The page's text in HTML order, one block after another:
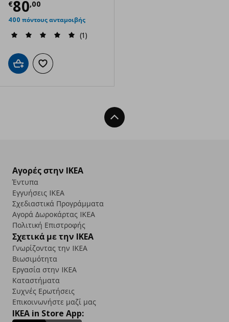
€80,00
Τρέχουσα τιμή
400 πόντους ανταμοιβής
(1)
Προσθήκη στο καλάθι
Προσθήκη στα αγαπημένα
Back To Top
Αγορές στην IKEA
Έντυπα
Εγγυήσεις IKEA
Σχεδιαστικά Προγράμματα
Αγορά Δωρoκάρτας IKEA
Πολιτική Επιστροφής
Σχετικά με την IKEA
Γνωρίζοντας την IKEA
Βιωσιμότητα
Εργασία στην IKEA
Καταστήματα
Συχνές Ερωτήσεις
Επικοινωνήστε μαζί μας
IKEA in Store App: